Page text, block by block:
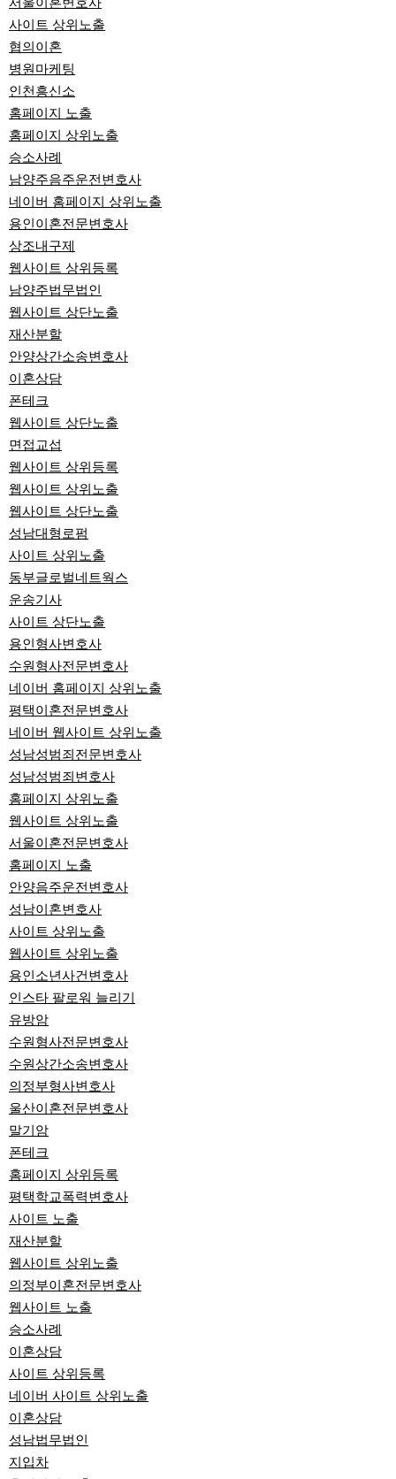
사이트 상위노출
협의이혼
병원마케팅
인천흥신소
홈페이지 노출
홈페이지 상위노출
승소사례
남양주음주운전변호사
네이버 홈페이지 상위노출
용인이혼전문변호사
상조내구제
웹사이트 상위등록
남양주법무법인
웹사이트 상단노출
재산분할
안양상간소송변호사
이혼상담
폰테크
웹사이트 상단노출
면접교섭
웹사이트 상위등록
웹사이트 상위노출
웹사이트 상단노출
성남대형로펌
사이트 상위노출
동부글로벌네트웍스
운송기사
사이트 상단노출
용인형사변호사
수원형사전문변호사
네이버 홈페이지 상위노출
평택이혼전문변호사
네이버 웹사이트 상위노출
성남성범죄전문변호사
성남성범죄변호사
홈페이지 상위노출
웹사이트 상위노출
서울이혼전문변호사
홈페이지 노출
안양음주운전변호사
성남이혼변호사
사이트 상위노출
웹사이트 상위노출
용인소년사건변호사
인스타 팔로워 늘리기
유방암
수원형사전문변호사
수원상간소송변호사
의정부형사변호사
울산이혼전문변호사
말기암
폰테크
홈페이지 상위등록
평택학교폭력변호사
사이트 노출
재산분할
웹사이트 상위노출
의정부이혼전문변호사
웹사이트 노출
승소사례
이혼상담
사이트 상위등록
네이버 사이트 상위노출
이혼상담
성남법무법인
지입차